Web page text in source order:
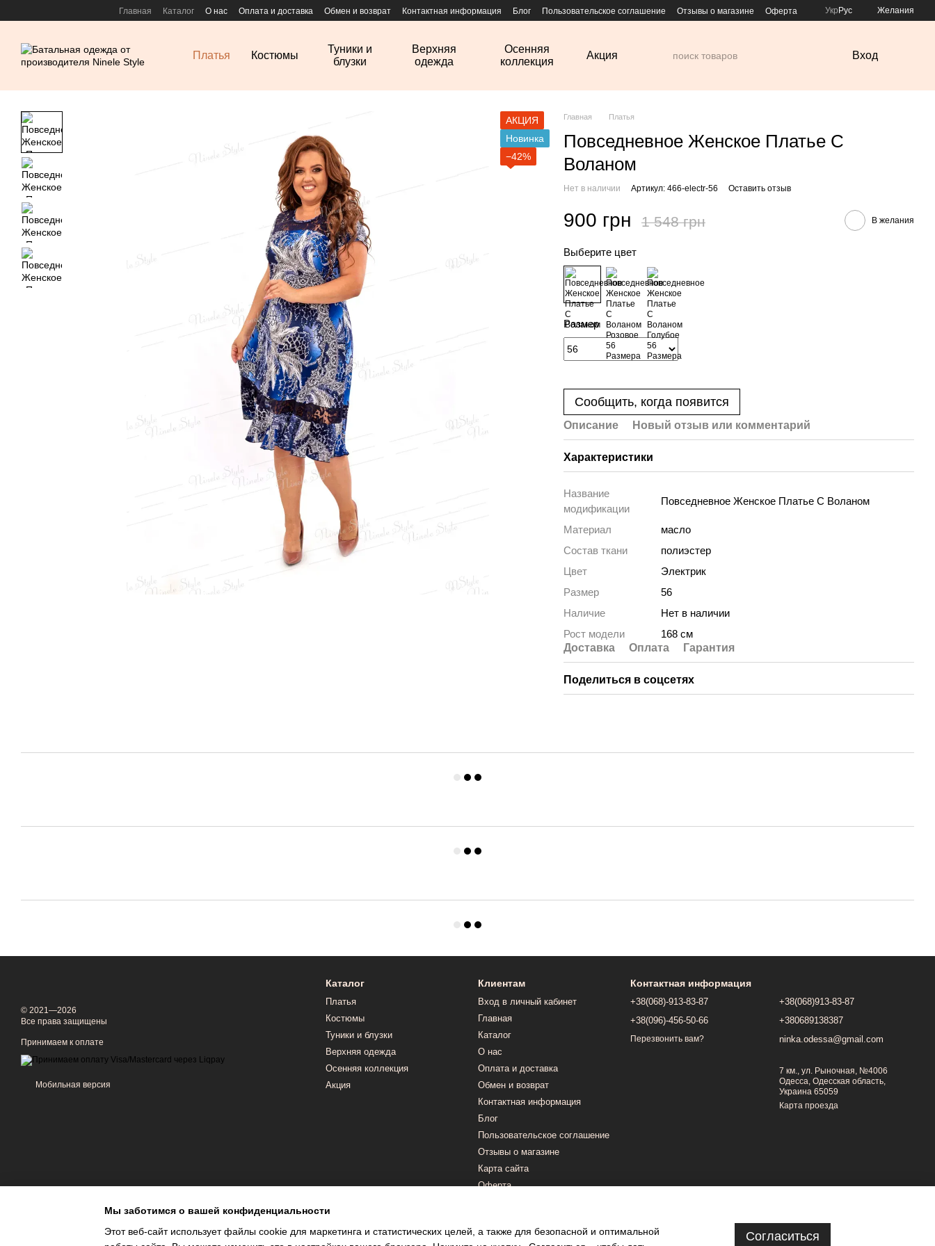
Перейти к основному контенту
Главная Каталог О нас Оплата и доставка Обмен и возврат Контактная информация Блог Пользовательское соглашение Отзывы о магазине Оферта Укр Рус Желания
Платья Костюмы
Туники и
блузки
Верхняя
одежда
Осенняя
коллекция
Акция Вход
АКЦИЯ
Новинка
−42%
Главная Платья
Повседневное Женское Платье С
Воланом
Нет в наличии Артикул: 466-electr-56 Оставить отзыв
900 грн 1 548 грн В желания
Выберите цвет
Размер
Сообщить, когда появится
Описание Новый отзыв или комментарий
Характеристики
Название
модификации
Повседневное Женское Платье С Воланом
Материал
масло
Состав ткани
полиэстер
Цвет
Электрик
Размер
56
Наличие
Нет в наличии
Рост модели
168 см
Доставка
Оплата Гарантия
Поделиться в соцсетях
© 2021—2026
Все права защищены
Принимаем к оплате
Мобильная версия
Каталог
Платья
Костюмы
Туники и блузки
Верхняя одежда
Осенняя коллекция
Акция
Клиентам
Вход в личный кабинет
Главная
Каталог
О нас
Оплата и доставка
Обмен и возврат
Контактная информация
Блог
Пользовательское соглашение
Отзывы о магазине
Карта сайта
Оферта
Контактная информация
+38(068)-913-83-87
+38(096)-456-50-66
Перезвонить вам?
+38(068)913-83-87
+380689138387
ninka.odessa@gmail.com
7 км., ул. Рыночная, №4006
Одесса, Одесская область,
Украина 65059
Карта проезда
Мы заботимся о вашей конфиденциальности
Этот веб-сайт использует файлы cookie для маркетинга и статистических целей, а также для безопасной и оптимальной
Согласиться